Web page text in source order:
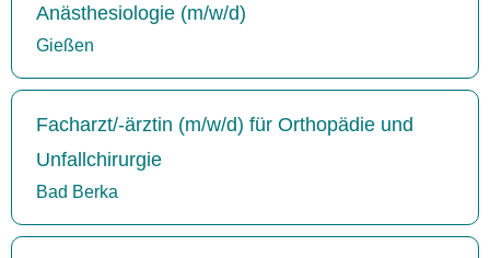
Anästhesiologie (m/w/d)
Gießen
Facharzt/-ärztin (m/w/d) für Orthopädie und
Unfallchirurgie
Bad Berka